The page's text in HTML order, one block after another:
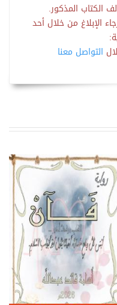
الكتاب المذكور.
الإبلاغ من خلال أحد
التواصل معنا